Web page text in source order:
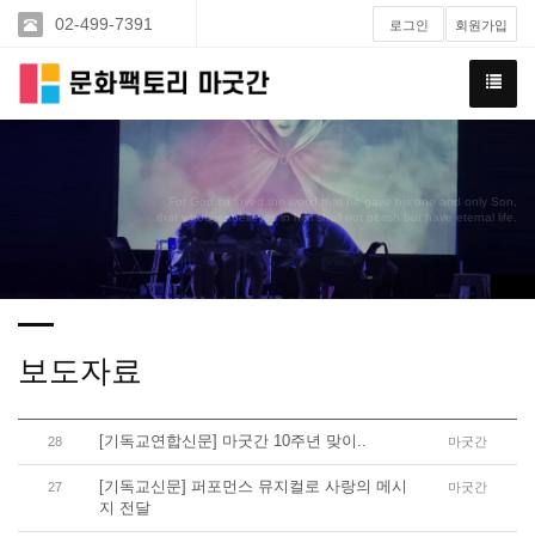
02-499-7391 로그인 회원가입
For God so loved the world that he gave his one and only Son,
that whoever believes in him shall not perish but have eternal life.
보도자료
28 [기독교연합신문] 마굿간 10주년 맞이.. 마굿간
27
[기독교신문] 퍼포먼스 뮤지컬로 사랑의 메시
지 전달
마굿간